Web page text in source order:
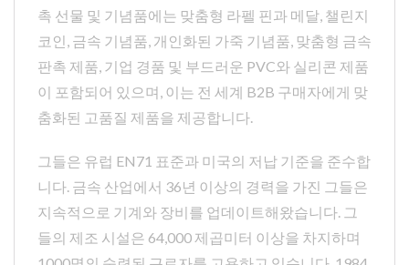
촉 선물 및 기념품에는 맞춤형 라펠 핀과 메달, 챌린지
코인, 금속 기념품, 개인화된 가죽 기념품, 맞춤형 금속
판촉 제품, 기업 경품 및 부드러운 PVC와 실리콘 제품
이 포함되어 있으며, 이는 전 세계 B2B 구매자에게 맞
춤화된 고품질 제품을 제공합니다.
그들은 유럽 EN71 표준과 미국의 저납 기준을 준수합
니다. 금속 산업에서 36년 이상의 경력을 가진 그들은
지속적으로 기계와 장비를 업데이트해왔습니다. 그
들의 제조 시설은 64,000 제곱미터 이상을 차지하며